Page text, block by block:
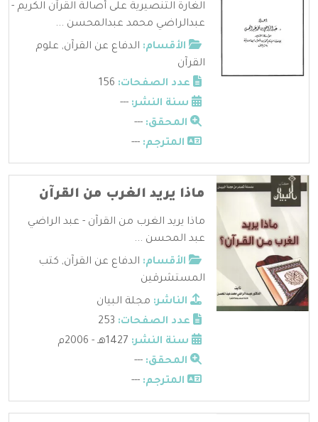
الغارة التنصيرية على أصالة القرآن الكريم -
عبدالراضي محمد عبدالمحسن ...
الأقسام: الدفاع عن القرآن, علوم
القرآن
عدد الصفحات:
سنة النشر: ---
المحقق: ---
المترجم: ---
ماذا يريد الغرب من القرآن
ماذا يريد الغرب من القرآن - عبد الراضي
عبد المحسن ...
الأقسام: الدفاع عن القرآن, كتب
المستشرقين
الناشر: مجلة البيان
عدد الصفحات:
سنة النشر:
المحقق: ---
المترجم: ---